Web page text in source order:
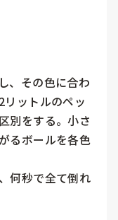
、その色に合わ
ットルのペッ
別をする。小さ
るボールを各色
何秒で全て倒れ